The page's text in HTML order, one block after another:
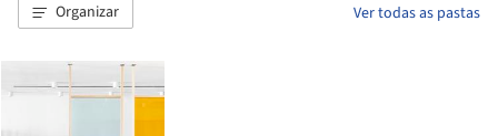
Organizar Ver todas as pastas